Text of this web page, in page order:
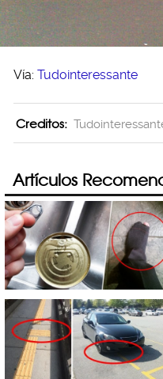
Vía: Tudointeressante
Creditos:
Artículos